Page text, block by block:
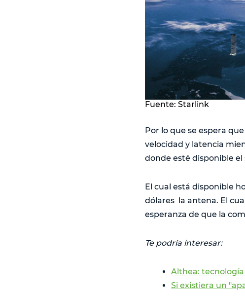
Fuente: Starlink
Por lo que se espera
velocidad y latencia
donde esté disponible el
El cual está disponible
dólares la antena. El
esperanza de que la
Te podría interesar:
Althea:
Si existiera un